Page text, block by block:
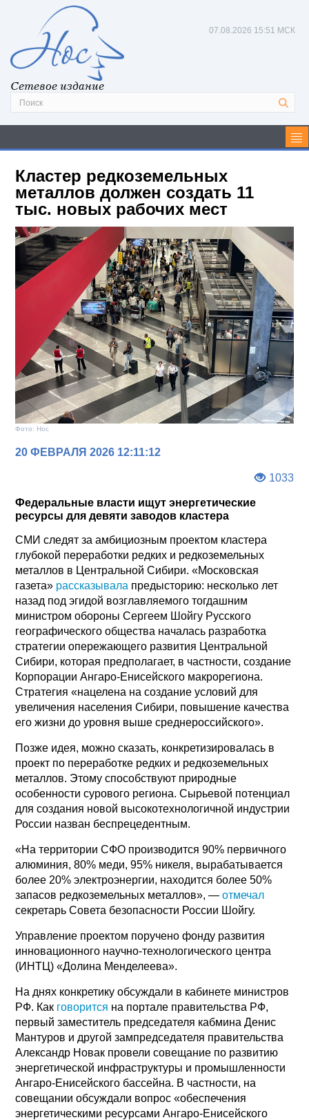
Сетевое издание
07.08.2026 15:51 МСК
Кластер редкоземельных
металлов должен создать 11
тыс. новых рабочих мест
Фото: Нос
20 ФЕВРАЛЯ 2026 12:11:12
1033
Федеральные власти ищут энергетические
ресурсы для девяти заводов кластера
СМИ следят за амбициозным проектом кластера
глубокой переработки редких и редкоземельных
металлов в Центральной Сибири. «Московская
газета» рассказывала предысторию: несколько лет
назад под эгидой возглавляемого тогдашним
министром обороны Сергеем Шойгу Русского
географического общества началась разработка
стратегии опережающего развития Центральной
Сибири, которая предполагает, в частности, создание
Корпорации Ангаро-Енисейского макрорегиона.
Стратегия «нацелена на создание условий для
увеличения населения Сибири, повышение качества
его жизни до уровня выше среднероссийского».
Позже идея, можно сказать, конкретизировалась в
проект по переработке редких и редкоземельных
металлов. Этому способствуют природные
особенности сурового региона. Сырьевой потенциал
для создания новой высокотехнологичной индустрии
России назван беспрецедентным.
«На территории СФО производится 90% первичного
алюминия, 80% меди, 95% никеля, вырабатывается
более 20% электроэнергии, находится более 50%
запасов редкоземельных металлов», — отмечал
секретарь Совета безопасности России Шойгу.
Управление проектом поручено фонду развития
инновационного научно-технологического центра
(ИНТЦ) «Долина Менделеева».
На днях конкретику обсуждали в кабинете министров
РФ. Как говорится на портале правительства РФ,
первый заместитель председателя кабмина Денис
Мантуров и другой зампредседателя правительства
Александр Новак провели совещание по развитию
энергетической инфраструктуры и промышленности
Ангаро-Енисейского бассейна. В частности, на
совещании обсуждали вопрос «обеспечения
энергетическими ресурсами Ангаро-Енисейского